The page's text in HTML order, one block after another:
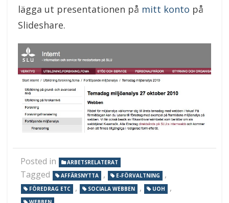
lägga ut presentationen på mitt konto på
Slideshare.
Posted in ARBETSRELATERAT
Tagged AFFÄRSNYTTA , E-FÖRVALTNING ,
FÖREDRAG ETC , SOCIALA WEBBEN , UOH ,